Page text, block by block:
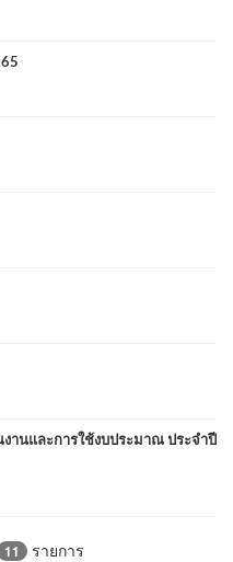
นและการใช้งบประมาณ ประจำปี
11 รายการ